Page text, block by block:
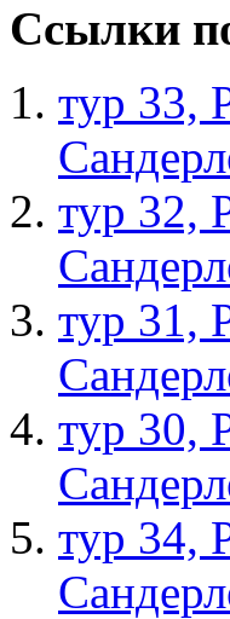
Ссылки
тур 33,
тур 32,
тур 31,
тур 30,
тур 34,